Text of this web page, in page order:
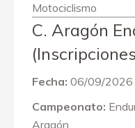
Motociclismo
C. Aragón
Fecha: 06/09/2026
Campeonato:
Aragón